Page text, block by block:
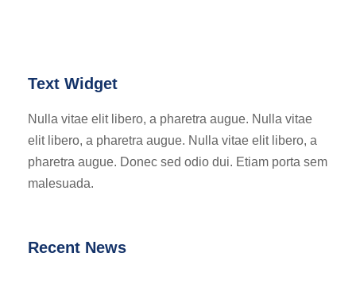
Text Widget
Nulla vitae elit libero, a pharetra augue. Nulla vitae
elit libero, a pharetra augue. Nulla vitae elit libero, a
pharetra augue. Donec sed odio dui. Etiam porta sem
malesuada.
Recent News